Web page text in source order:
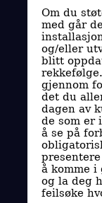
Om du
med går
og/eller
blitt
gjennom
det du
dagen av
de som er
å se på
å komme i
og la deg
feilsøke